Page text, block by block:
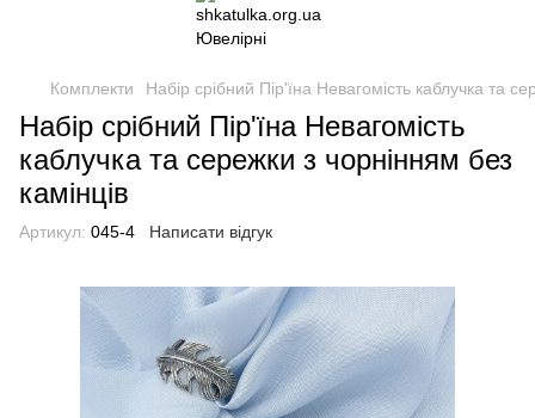
Комплекти Набір срібний Пір'їна Невагомість каблучка та
Набір срібний Пір'їна Невагомість
каблучка та сережки з чорнінням без
камінців
Артикул: 045-4 Написати відгук